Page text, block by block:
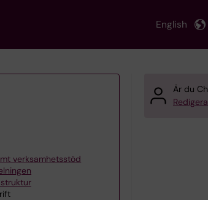
English
verksamhetsstöd
Är du